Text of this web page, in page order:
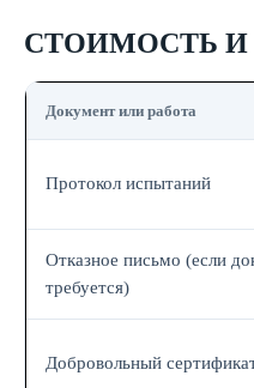
СТОИМОСТЬ И
Документ или работа
Протокол испытаний
Отказное письмо (если
требуется)
Добровольный